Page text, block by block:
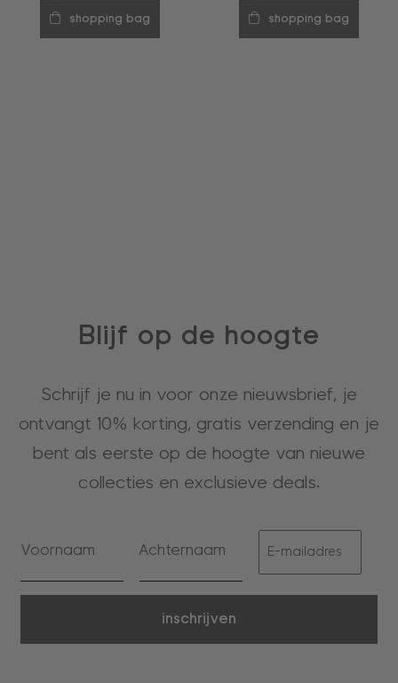
shopping bag shopping bag
Blijf op de hoogte
Schrijf je nu in voor onze nieuwsbrief, je
ontvangt 10% korting, gratis verzending en je
bent als eerste op de hoogte van nieuwe
collecties en exclusieve deals.
inschrijven